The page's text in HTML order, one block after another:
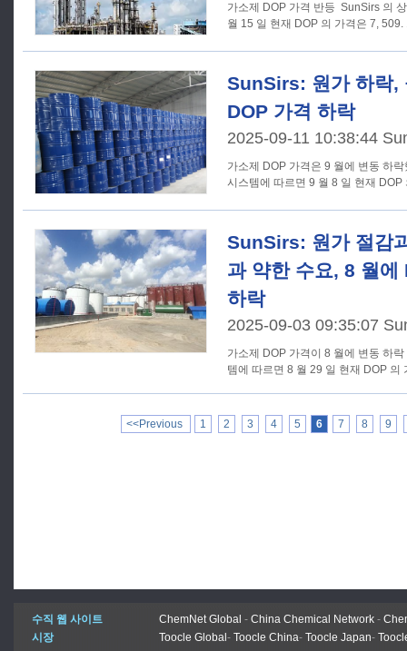
가소제 DOP 가격 반등 SunSirs 의 상품 시장 분석 시스템에 따르면 9
월 15 일 현재 DOP 의 가격은 7,
SunSirs: 원가 하락,
DOP 가격 하락
2025-09-11 10:38:44
가소제 DOP 가격은 9 월에 변동 하락했다. SunSirs 의 상품
시스템에 따르면 9 월 8 일 현재
SunSirs: 원가 절감
과 약한 수요, 8 월에
하락
2025-09-03 09:35:07
가소제 DOP 가격이 8 월에 변동 하락 SunSirs 의 상품 시장 분석 시스
템에 따르면 8 월 29 일 현재 DOP 의
<<Previous 1 2 3 4 5 6 7 8 9
수직 웹 사이트 ChemNet Global - China Chemical Network -
시장
Toocle Global - Toocle China- Toocle Japan-